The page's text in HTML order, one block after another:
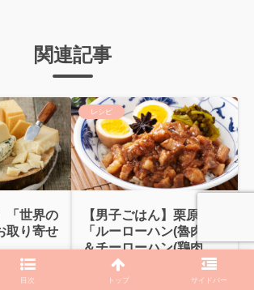
関連記事
「世界の
取り寄せ
レシピ
【男子ごはん】栗原心平
「ルーローハン(魯肉飯)
＆チーローハン(鶏肉
飯)」
目次 トップ サイドバー